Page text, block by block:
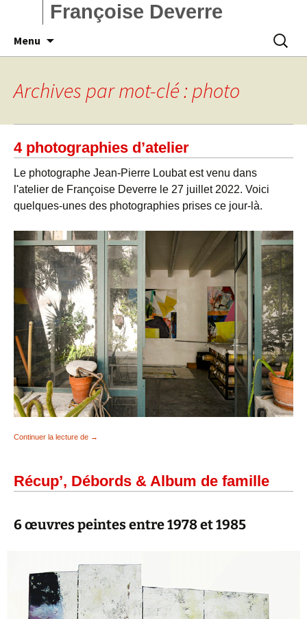
Françoise Deverre
Menu
Archives par mot-clé : photo
4 photographies d’atelier
Le photographe Jean-Pierre Loubat est venu dans
l'atelier de Françoise Deverre le 27 juillet 2022. Voici
quelques-unes des photographies prises ce jour-là.
Continuer la lecture de →
Récup’, Débords & Album de famille
6 œuvres peintes entre 1978 et 1985